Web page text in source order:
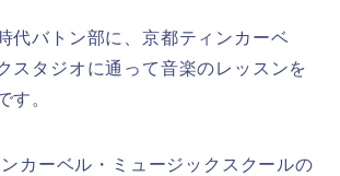
代バトン部に、京都ティンカーベ
スタジオに通って音楽のレッスンを
す。
カーベル・ミュージックスクールの